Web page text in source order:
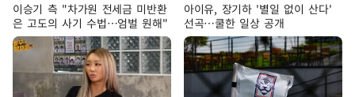
이승기 측 "차가원 전세금 미반환
은 고도의 사기 수법…엄벌 원해"
아이유, 장기하 '별일 없이 산다'
선곡…쿨한 일상 공개